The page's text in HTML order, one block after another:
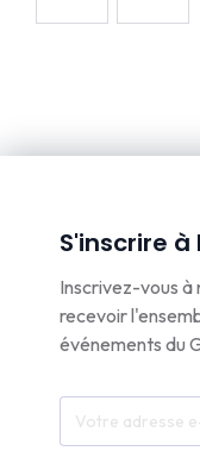
S'inscrire
Inscrivez-vous
recevoir
événements du